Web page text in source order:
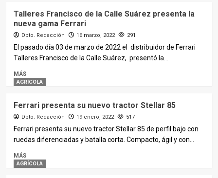
Talleres Francisco de la Calle Suárez presenta la
nueva gama Ferrari
Dpto. Redacción 16 marzo, 2022 291
El pasado día 03 de marzo de 2022 el distribuidor de Ferrari
Talleres Francisco de la Calle Suárez, presentó la...
MÁS
AGRÍCOLA
Ferrari presenta su nuevo tractor Stellar 85
Dpto. Redacción 19 enero, 2022 517
Ferrari presenta su nuevo tractor Stellar 85 de perfil bajo con
ruedas diferenciadas y batalla corta. Compacto, ágil y con...
MÁS
AGRÍCOLA